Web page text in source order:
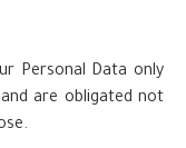
Personal Data only
are obligated not